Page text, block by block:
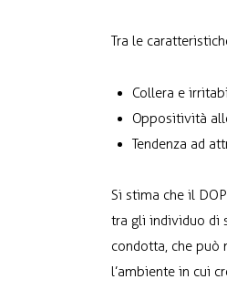
Tra le
Collera e
Oppositività
Tendenza ad
Si stima che il
tra gli individuo di
condotta, che può
l’ambiente in cui